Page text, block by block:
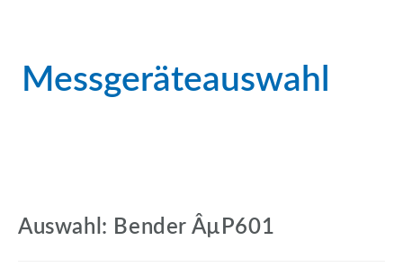
Messgeräteauswahl
Auswahl: Bender ÂµP601